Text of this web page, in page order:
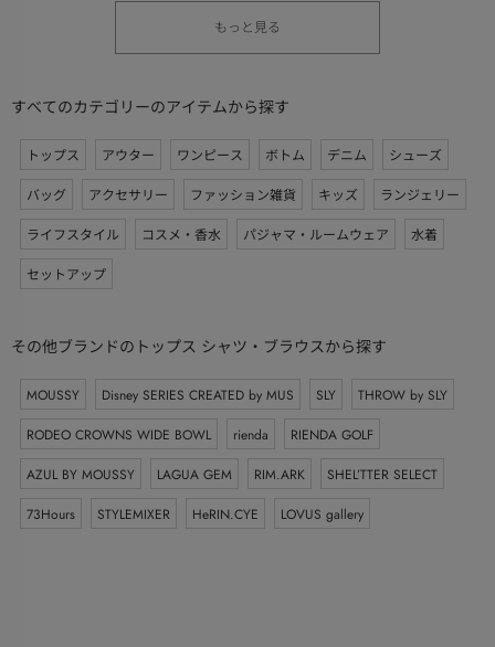
もっと見る
すべてのカテゴリーのアイテムから探す
トップス アウター ワンピース ボトム デニム
シューズ
バッグ
アクセサリー ファッション雑貨 キッズ
ランジェリー
ライフスタイル
コスメ・香水 パジャマ・ルームウェア
水着
セットアップ
その他ブランドのトップス シャツ・ブラウスから探す
MOUSSY Disney SERIES CREATED by MUS SLY
THROW by SLY
RODEO CROWNS WIDE BOWL
rienda
RIENDA GOLF
AZUL BY MOUSSY
LAGUA GEM RIM.ARK
SHEL’TTER SELECT
73Hours
STYLEMIXER HeRIN.CYE LOVUS gallery